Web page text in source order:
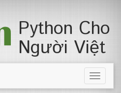
Python Cho
Người Việt
Toggle